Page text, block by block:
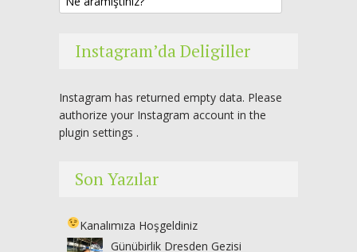
Instagram’da Deligiller
Instagram has returned empty data. Please
authorize your Instagram account in the
plugin settings .
Son Yazılar
Kanalımıza Hoşgeldiniz
Günübirlik Dresden Gezisi